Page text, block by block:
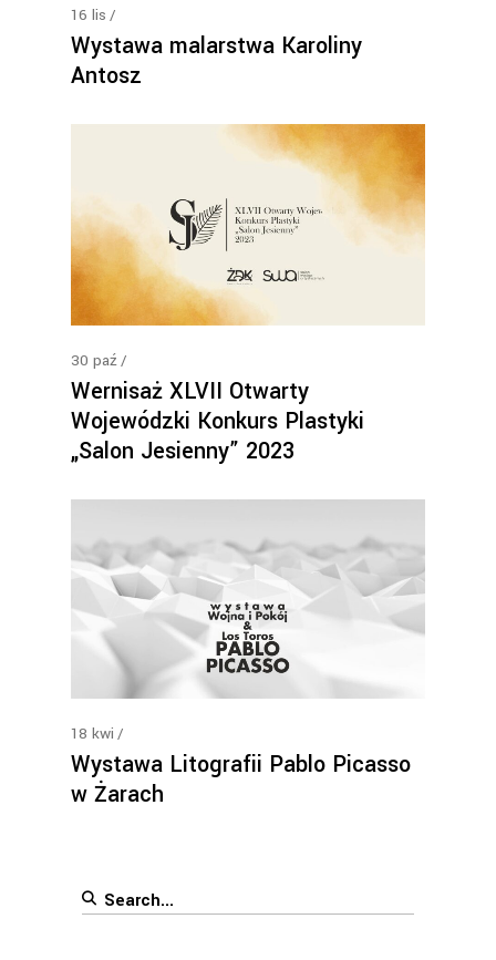
16 lis
Wystawa malarstwa Karoliny
Antosz
30 paź
Wernisaż XLVII Otwarty
Wojewódzki Konkurs Plastyki
„Salon Jesienny” 2023
18 kwi
Wystawa Litografii Pablo Picasso
w Żarach
Search